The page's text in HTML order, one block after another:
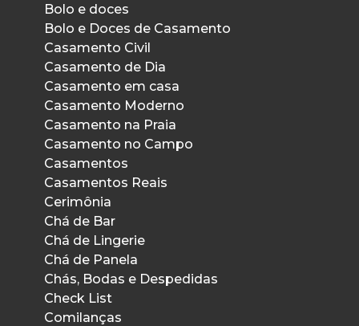
Bolo e doces
Bolo e Doces de Casamento
Casamento Civil
Casamento de Dia
Casamento em casa
Casamento Moderno
Casamento na Praia
Casamento no Campo
Casamentos
Casamentos Reais
Cerimônia
Chá de Bar
Chá de Lingerie
Chá de Panela
Chás, Bodas e Despedidas
Check List
Comilanças